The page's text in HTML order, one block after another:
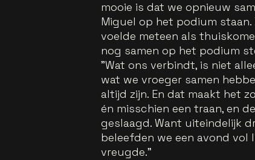
mooie is dat we opnieuw
Miguel op het podium
voelde meteen als
nog samen op het podium
"Wat ons verbindt, is niet
wat we vroeger samen
altijd zijn. En dat maakt het
én misschien een traan, en
geslaagd. Want uiteindelijk
beleefden we een avond vol
vreugde.”